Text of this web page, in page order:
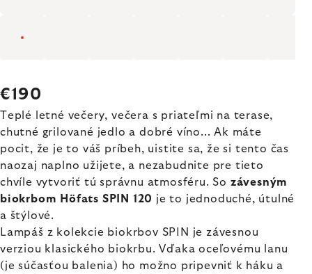
€190
Teplé letné večery, večera s priateľmi na terase,
chutné grilované jedlo a dobré víno... Ak máte
pocit, že je to váš príbeh, uistite sa, že si tento čas
naozaj naplno užijete, a nezabudnite pre tieto
chvíle vytvoriť tú správnu atmosféru. So závesným
biokrbom Höfats SPIN 120 je to jednoduché, útulné
a štýlové.
Lampáš z kolekcie biokrbov SPIN je závesnou
verziou klasického biokrbu. Vďaka oceľovému lanu
(je súčasťou balenia) ho možno pripevniť k háku a